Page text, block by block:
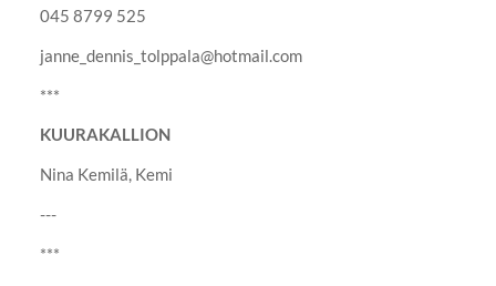
045 8799 525
janne_dennis_tolppala@hotmail.com
***
KUURAKALLION
Nina Kemilä, Kemi
---
***